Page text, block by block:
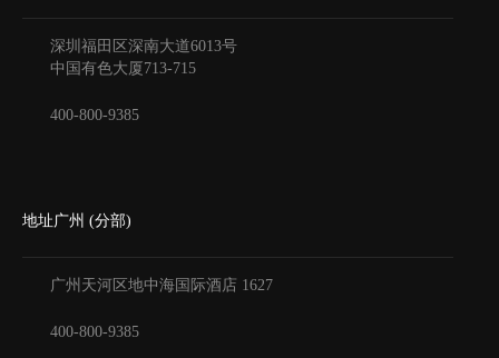
深圳福田区深南大道6013号
中国有色大厦713-715
400-800-9385
地址广州 (分部)
广州天河区地中海国际酒店 1627
400-800-9385